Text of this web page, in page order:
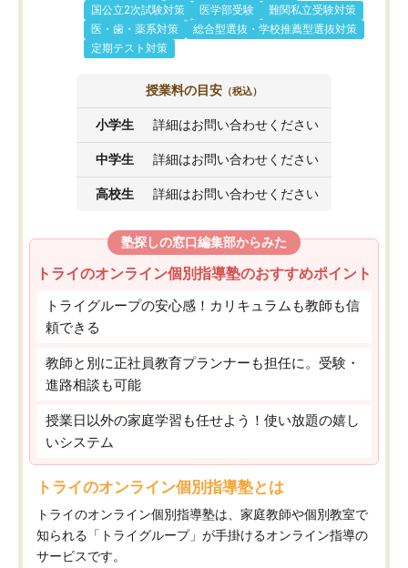
国公立2次試験対策
医学部受験
難関私立受験対策
医・歯・薬系対策
総合型選抜・学校推薦型選抜対策
定期テスト対策
授業料の目安 （税込）
小学生 詳細はお問い合わせください
中学生 詳細はお問い合わせください
高校生 詳細はお問い合わせください
塾探しの窓口編集部からみた
トライのオンライン個別指導塾のおすすめポイント
トライグループの安心感！カリキュラムも教師も信
頼できる
教師と別に正社員教育プランナーも担任に。受験・
進路相談も可能
授業日以外の家庭学習も任せよう！使い放題の嬉し
いシステム
トライのオンライン個別指導塾とは
トライのオンライン個別指導塾は、家庭教師や個別教室で
知られる「トライグループ」が手掛けるオンライン指導の
サービスです。